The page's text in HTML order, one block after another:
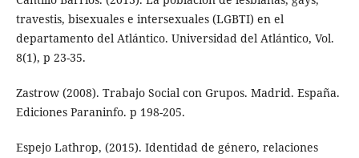
travestis, bisexuales e intersexuales (LGBTI) en el
departamento del Atlántico. Universidad del Atlántico, Vol.
8(1), p 23-35.
Zastrow (2008). Trabajo Social con Grupos. Madrid. España.
Ediciones Paraninfo. p 198-205.
Espejo Lathrop, (2015). Identidad de género, relaciones